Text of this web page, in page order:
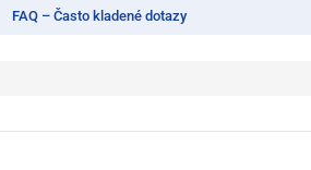
FAQ – Často kladené dotazy